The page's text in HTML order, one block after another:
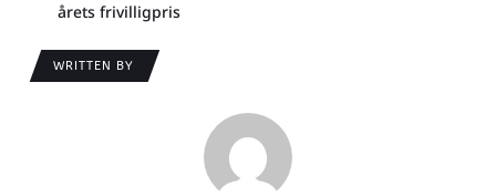
årets frivilligpris
WRITTEN BY